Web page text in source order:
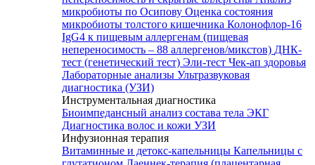
микробиоты по Осипову Оценка состояния
микробиоты толстого кишечника Колонофлор-16
IgG4 к пищевым аллергенам (пищевая
непереносимость – 88 аллергенов/микстов) ДНК-
тест (генетический тест) Эли-тест Чек-ап здоровья
Лабораторные анализы Ультразвуковая
диагностика (УЗИ)
Инструментальная диагностика
Биоимпедансный анализ состава тела ЭКГ
Диагностика волос и кожи УЗИ
Инфузионная терапия
Витаминные и детокс-капельницы Капельницы с